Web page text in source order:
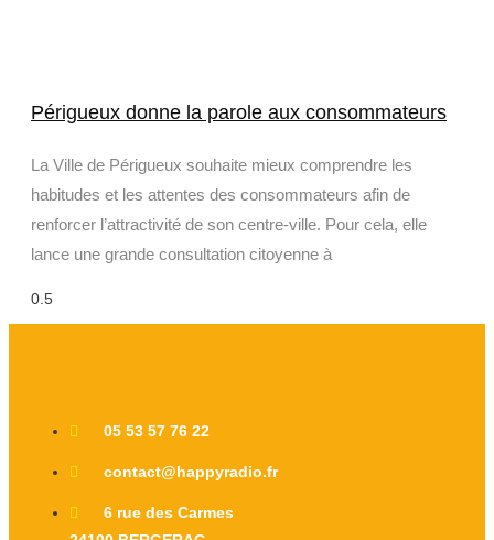
Périgueux donne la parole aux consommateurs
La Ville de Périgueux souhaite mieux comprendre les
habitudes et les attentes des consommateurs afin de
renforcer l’attractivité de son centre-ville. Pour cela, elle
lance une grande consultation citoyenne à
05 53 57 76 22
contact@happyradio.fr
6 rue des Carmes